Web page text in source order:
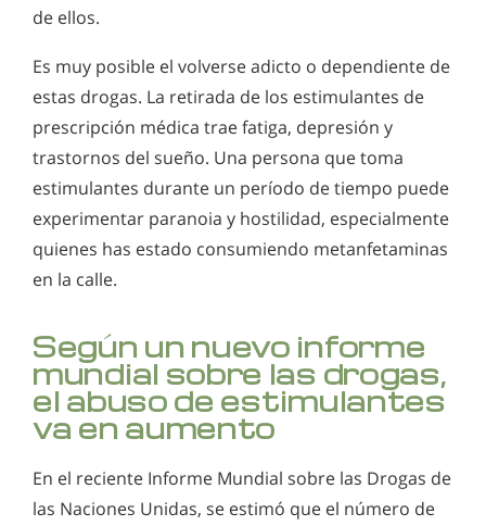
de ellos.
Es muy posible el volverse adicto o dependiente de
estas drogas. La retirada de los estimulantes de
prescripción médica trae fatiga, depresión y
trastornos del sueño. Una persona que toma
estimulantes durante un período de tiempo puede
experimentar paranoia y hostilidad, especialmente
quienes has estado consumiendo metanfetaminas
en la calle.
Según un nuevo informe
mundial sobre las drogas,
el abuso de estimulantes
va en aumento
En el reciente Informe Mundial sobre las Drogas de
las Naciones Unidas, se estimó que el número de